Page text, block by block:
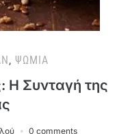
, ΨΩΜΙΆ
Η Συνταγή της
0 comments